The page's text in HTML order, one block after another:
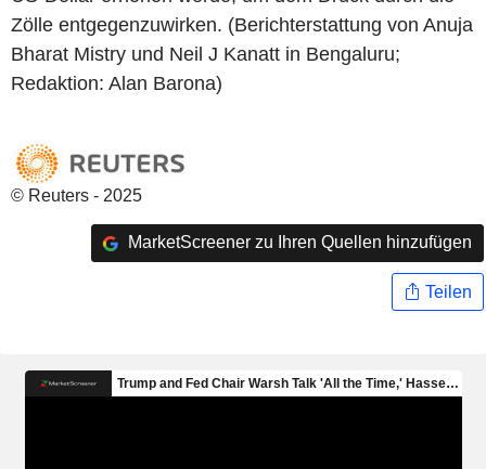
Zölle entgegenzuwirken. (Berichterstattung von Anuja
Bharat Mistry und Neil J Kanatt in Bengaluru;
Redaktion: Alan Barona)
© Reuters - 2025
MarketScreener zu Ihren Quellen hinzufügen
Teilen